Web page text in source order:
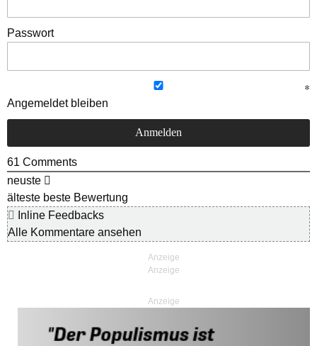
Passwort
Angemeldet bleiben
61 Comments
neuste
älteste beste Bewertung
Inline Feedbacks
Alle Kommentare ansehen
Anzeige